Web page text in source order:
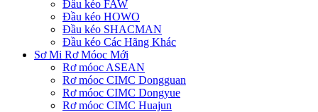
Đầu kéo FAW
Đầu kéo HOWO
Đầu kéo SHACMAN
Đầu kéo Các Hãng Khác
Sơ Mi Rơ Móoc Mới
Rơ móoc ASEAN
Rơ móoc CIMC Dongguan
Rơ móoc CIMC Dongyue
Rơ móoc CIMC Huajun